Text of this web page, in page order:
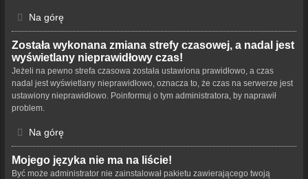
Na górę
Została wykonana zmiana strefy czasowej, a nadal jest
wyświetlany nieprawidłowy czas!
Jeżeli na pewno strefa czasowa została ustawiona prawidłowo, a czas
nadal jest wyświetlany nieprawidłowo, oznacza to, że czas na serwerze jest
ustawiony nieprawidłowo. Poinformuj o tym administratora, by naprawił
problem.
Na górę
Mojego języka nie ma na liście!
Być może administrator nie zainstalował pakietu zawierającego twoją